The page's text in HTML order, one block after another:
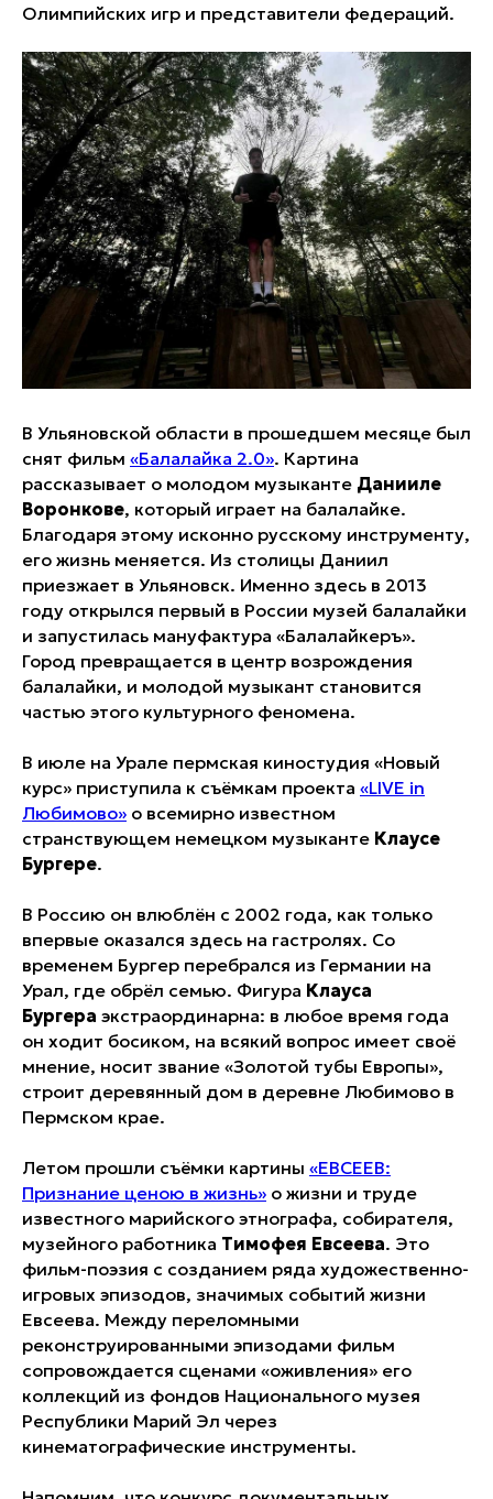
Олимпийских игр и представители федераций.
В Ульяновской области в прошедшем месяце был
снят фильм «Балалайка 2.0». Картина
рассказывает о молодом музыканте Данииле
Воронкове, который играет на балалайке.
Благодаря этому исконно русскому инструменту,
его жизнь меняется. Из столицы Даниил
приезжает в Ульяновск. Именно здесь в 2013
году открылся первый в России музей балалайки
и запустилась мануфактура «Балалайкеръ».
Город превращается в центр возрождения
балалайки, и молодой музыкант становится
частью этого культурного феномена.
В июле на Урале пермская киностудия «Новый
курс» приступила к съёмкам проекта «LIVE in
Любимово» о всемирно известном
странствующем немецком музыканте Клаусе
Бургере.
В Россию он влюблён с 2002 года, как только
впервые оказался здесь на гастролях. Со
временем Бургер перебрался из Германии на
Урал, где обрёл семью. Фигура Клауса
Бургера экстраординарна: в любое время года
он ходит босиком, на всякий вопрос имеет своё
мнение, носит звание «Золотой тубы Европы»,
строит деревянный дом в деревне Любимово в
Пермском крае.
Летом прошли съёмки картины «ЕВСЕЕВ:
Признание ценою в жизнь» о жизни и труде
известного марийского этнографа, собирателя,
музейного работника Тимофея Евсеева. Это
фильм-поэзия с созданием ряда художественно-
игровых эпизодов, значимых событий жизни
Евсеева. Между переломными
реконструированными эпизодами фильм
сопровождается сценами «оживления» его
коллекций из фондов Национального музея
Республики Марий Эл через
кинематографические инструменты.